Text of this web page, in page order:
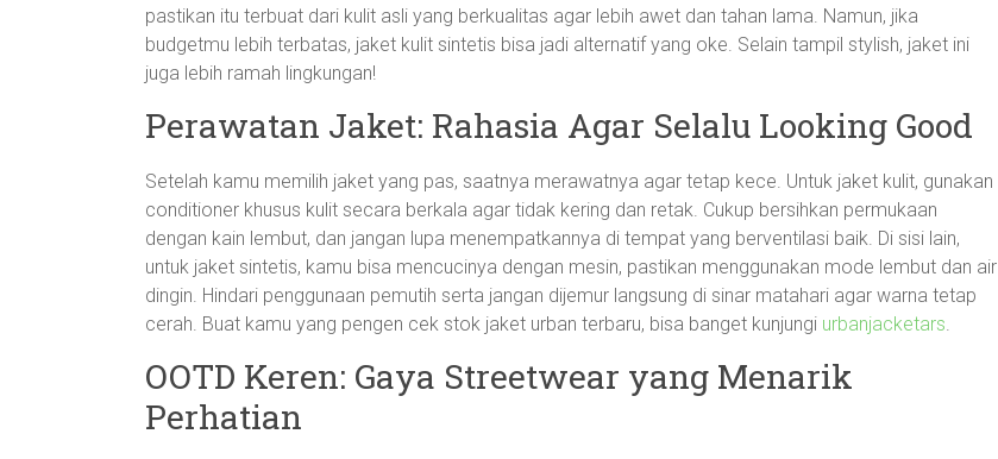
pastikan itu terbuat dari kulit asli yang berkualitas agar lebih awet dan tahan lama. Namun, jika
budgetmu lebih terbatas, jaket kulit sintetis bisa jadi alternatif yang oke. Selain tampil stylish, jaket ini
juga lebih ramah lingkungan!
Perawatan Jaket: Rahasia Agar Selalu Looking Good
Setelah kamu memilih jaket yang pas, saatnya merawatnya agar tetap kece. Untuk jaket kulit, gunakan
conditioner khusus kulit secara berkala agar tidak kering dan retak. Cukup bersihkan permukaan
dengan kain lembut, dan jangan lupa menempatkannya di tempat yang berventilasi baik. Di sisi lain,
untuk jaket sintetis, kamu bisa mencucinya dengan mesin, pastikan menggunakan mode lembut dan air
dingin. Hindari penggunaan pemutih serta jangan dijemur langsung di sinar matahari agar warna tetap
cerah. Buat kamu yang pengen cek stok jaket urban terbaru, bisa banget kunjungi urbanjacketars.
OOTD Keren: Gaya Streetwear yang Menarik
Perhatian